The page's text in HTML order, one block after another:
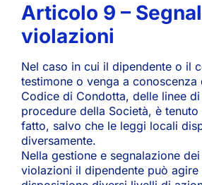
Articolo 9 –
violazioni
Nel caso in cui il dipendente o il
testimone o venga a
Codice di Condotta, delle linee
procedure della Società, è tenuto
fatto, salvo che le leggi locali
diversamente.
Nella gestione e segnalazione
violazioni il dipendente può agire